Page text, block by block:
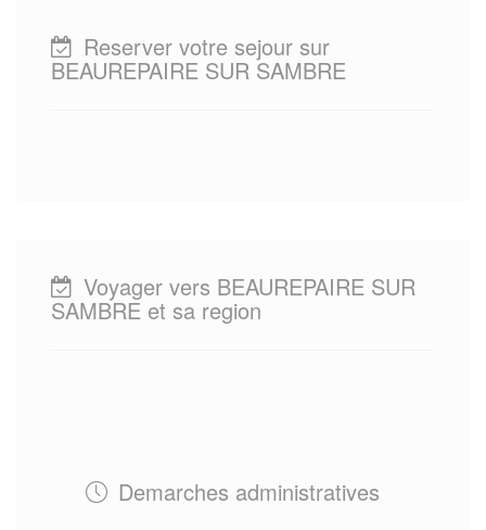
Reserver votre sejour sur
BEAUREPAIRE SUR SAMBRE
Voyager vers BEAUREPAIRE SUR
SAMBRE et sa region
Demarches administratives